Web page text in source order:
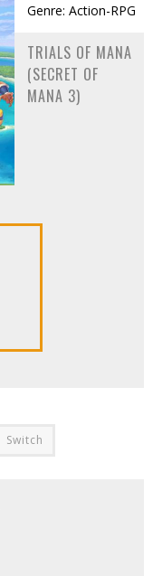
Genre: Action-RPG
TRIALS OF MANA
(SECRET OF
MANA 3)
Switch